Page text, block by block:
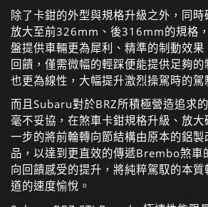
除了卡鉗的外型與規格升級之外，同
放大至前326mm、後316mm的規格
盤提供車輛更為犀利、精準的制動效
回饋，僅需微幅的輕踩便能提供足夠
也更為線性，大幅提升激烈操駕時的駕
而且Subaru對於BRZ所積極營造追求
毫不妥協，在煞車卡鉗規格升級、放
一步的將前輪轉向節結構由原本的鋁
品，以達到更直效的傳遞Brembo煞車
向回饋感受的提升，將純粹駕馭的本
道的速度愉悅。